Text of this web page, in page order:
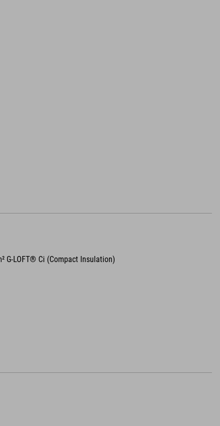
G-LOFT® Ci (Compact Insulation)